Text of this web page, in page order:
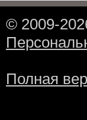
© 2009-
Полная